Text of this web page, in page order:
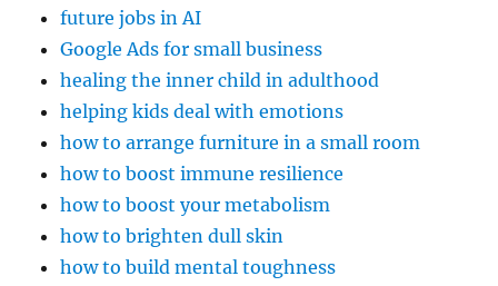
future jobs in AI
Google Ads for small business
healing the inner child in adulthood
helping kids deal with emotions
how to arrange furniture in a small room
how to boost immune resilience
how to boost your metabolism
how to brighten dull skin
how to build mental toughness